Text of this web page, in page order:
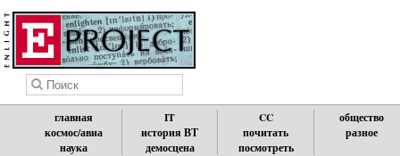
главная
космос/авиа
наука
IT
история ВТ
демосцена
CC
почитать
посмотреть
общество
разное